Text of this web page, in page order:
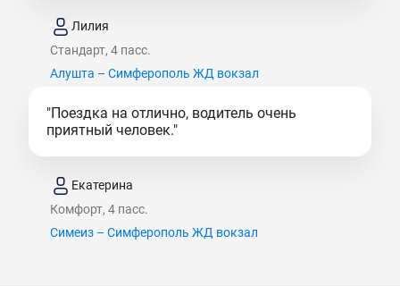
Лилия
Стандарт, 4 пасс.
Алушта – Симферополь ЖД вокзал
"Поездка на отлично, водитель очень
приятный человек."
Екатерина
Комфорт, 4 пасс.
Симеиз – Симферополь ЖД вокзал